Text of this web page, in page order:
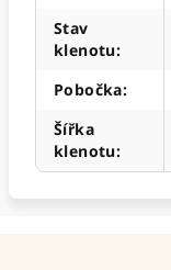
Stav
klenotu:
Pobočka:
Šířka
klenotu: